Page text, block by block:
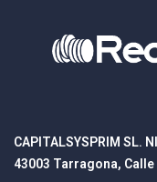
CAPITALSYSPRIM SL.
43003 Tarragona,